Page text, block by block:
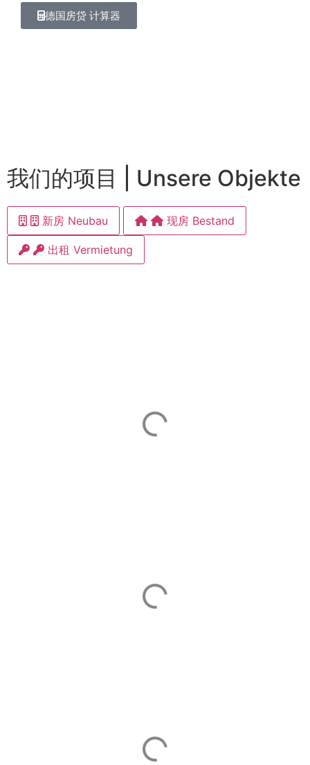
德国房贷 计算器
我们的项目 | Unsere Objekte
新房 Neubau 现房 Bestand
出租 Vermietung